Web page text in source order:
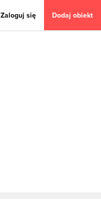
Zaloguj się Dodaj obiekt